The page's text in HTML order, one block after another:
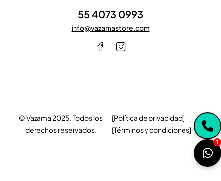
55 4073 0993
info@vazamastore.com
© Vazama 2025. Todos los
derechos reservados.
[Política de privacidad]
[Términos y condiciones]
1